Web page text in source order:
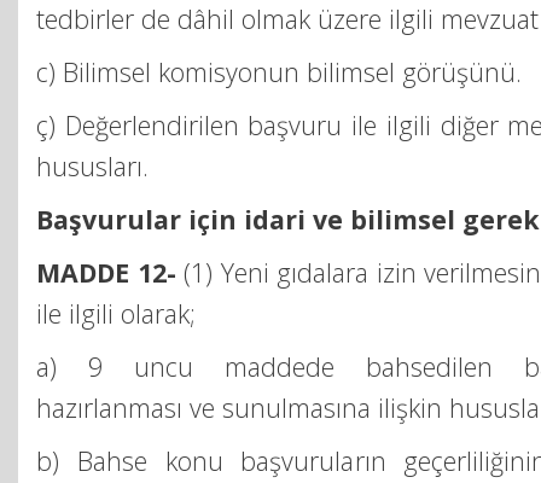
tedbirler de dâhil olmak üzere ilgili
c) Bilimsel komisyonun bilimsel görüşünü.
ç) Değerlendirilen başvuru ile ilgili diğer
hususları.
Başvurular için idari ve bilimsel
MADDE 12- (1) Yeni gıdalara izin
ile ilgili olarak;
a) 9 uncu maddede bahsedilen
hazırlanması ve sunulmasına ilişkin
b) Bahse konu başvuruların